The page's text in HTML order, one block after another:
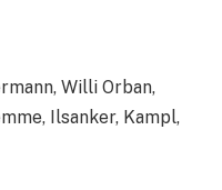
Willi Orban,
Ilsanker, Kampl,